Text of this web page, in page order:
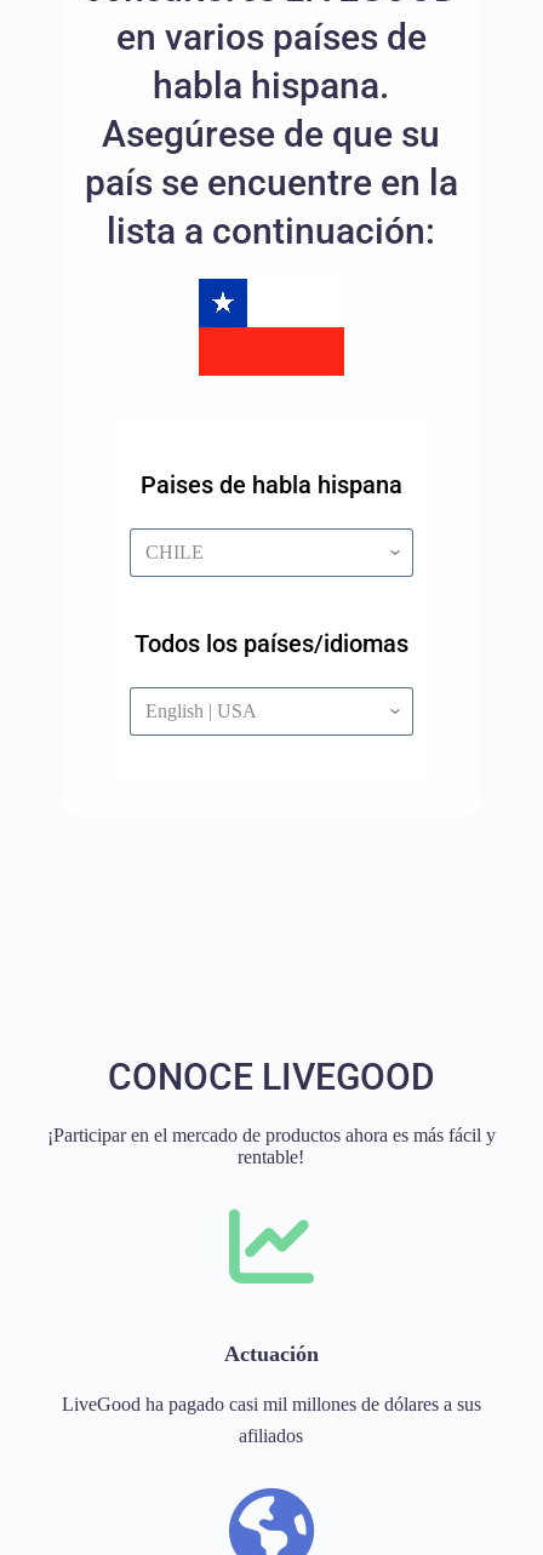
en varios países de
habla hispana.
Asegúrese de que su
país se encuentre en la
lista a continuación:
Paises de habla hispana
Todos los países/idiomas
CONOCE LIVEGOOD
¡Participar en el mercado de productos ahora es más fácil y
rentable!
Actuación
LiveGood ha pagado casi mil millones de dólares a sus
afiliados